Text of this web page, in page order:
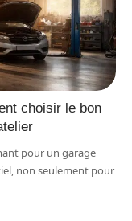
choisir le bon
pour un garage
non seulement pour